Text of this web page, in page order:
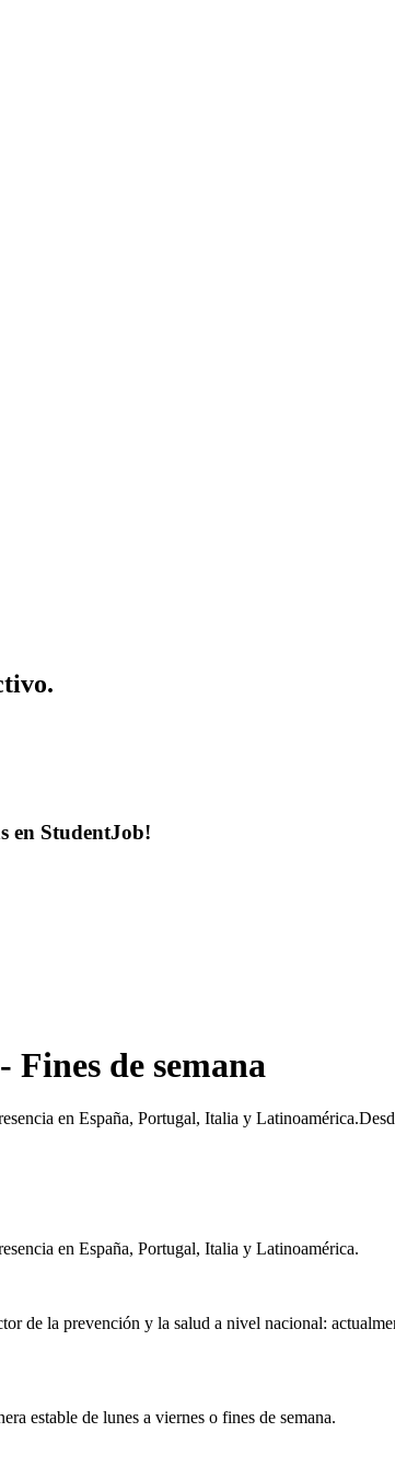
en StudentJob!
de semana
en España, Portugal, Italia y
en España, Portugal, Italia y Latinoamérica.
de la prevención y la salud a nivel nacional:
estable de lunes a viernes o fines de semana.